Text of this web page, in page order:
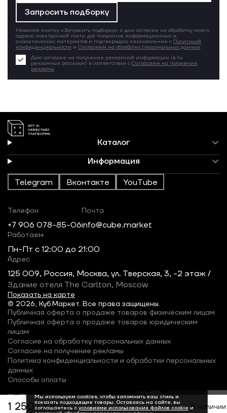
1 250 000 ₽ В наличии
Запросить подборку
Нажимая кнопку «Запросить подборку», я даю согласие на обработку моего
адреса электронной почты для получения информационных и
аналитических материалов и подтверждаю ознакомление с Политикой
конфиденциальности и Согласием на обработку персональных данных.
Даю согласие на получение рекламной информации (в т.ч.
рекламных рассылок) в соответствии с Согласием на получение
рекламы
Каталог
Информация
Telegram Вконтакте YouTube
© 2026, Куб.Маркет. Все права защищены.
Телефон
+7 906 078-85-06
Почта
info@cube.market
Работаем
Пн-Пт c 12:00 до 21:00
Адрес
125 009, Россия, Москва, ул. Тверская, 3, -2 этаж /
Здание отеля The Carlton, Moscow
Показать на карте
Публичная оферта о продаже товаров физическим лицам
Публичная оферта о продаже товаров юридическим
лицам
Согласие на обработку персональных данных
Согласие на получение рекламы
Политика конфиденциальности и обработки персональных
данных
Способы оплаты
Мы используем cookies, чтобы запомнить ваш стиль и
показать подходящие товары. Оставаясь на сайте, вы
соглашаетесь с условиями использования файлов cookie и